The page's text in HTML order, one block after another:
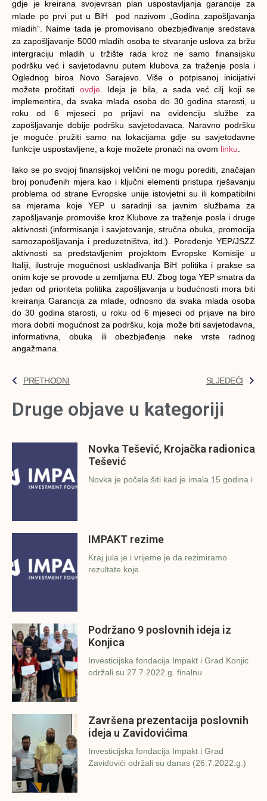
gdje je kreirana svojevrsan plan uspostavljanja garancije za
mlade po prvi put u BiH pod nazivom „Godina zapošljavanja
mladih“. Naime tada je promovisano obezbjeđivanje sredstava
za zapošljavanje 5000 mladih osoba te stvaranje uslova za bržu
intergraciju mladih u tržište rada kroz ne samo finansijsku
podršku već i savjetodavnu putem klubova za traženje posla i
Oglednog biroa Novo Sarajevo. Više o potpisanoj inicijativi
možete pročitati ovdje. Ideja je bila, a sada već cilj koji se
implementira, da svaka mlada osoba do 30 godina starosti, u
roku od 6 mjeseci po prijavi na evidenciju službe za
zapošljavanje dobije podršku savjetodavaca. Naravno podršku
je moguće pružiti samo na lokacijama gdje su savjetodavne
funkcije uspostavljene, a koje možete pronaći na ovom linku.
Iako se po svojoj finansijskoj veličini ne mogu porediti, značajan
broj ponuđenih mjera kao i ključni elementi pristupa rješavanju
problema od strane Evropske unije istovjetni su ili kompatibilni
sa mjerama koje YEP u saradnji sa javnim službama za
zapošljavanje promoviše kroz Klubove za traženje posla i druge
aktivnosti (informisanje i savjetovanje, stručna obuka, promocija
samozapošljavanja i preduzetništva, itd.). Poređenje YEP/JSZZ
aktivnosti sa predstavljenim projektom Evropske Komisije u
Italiji, ilustruje mogućnost usklađivanja BiH politika i prakse sa
onim koje se provode u zemljama EU. Zbog toga YEP smatra da
jedan od prioriteta politika zapošljavanja u budućnosti mora biti
kreiranja Garancija za mlade, odnosno da svaka mlada osoba
do 30 godina starosti, u roku od 6 mjeseci od prijave na biro
mora dobiti mogućnost za podršku, koja može biti savjetodavna,
informativna, obuka ili obezbjeđenje neke vrste radnog
angažmana.
PRETHODNI SLJEDEĆI
Druge objave u kategoriji
Novka Tešević, Krojačka radionica
Tešević
Novka je počela šiti kad je imala 15 godina i
IMPAKT rezime
Kraj jula je i vrijeme je da rezimiramo
rezultate koje
Podržano 9 poslovnih ideja iz
Konjica
Investicijska fondacija Impakt i Grad Konjic
održali su 27.7.2022.g. finalnu
Završena prezentacija poslovnih
ideja u Zavidovićima
Investicijska fondacija Impakt i Grad
Zavidovići održali su danas (26.7.2022.g.)